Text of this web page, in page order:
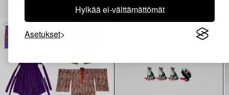
Hylkää ei-välttämättömät
Asetukset